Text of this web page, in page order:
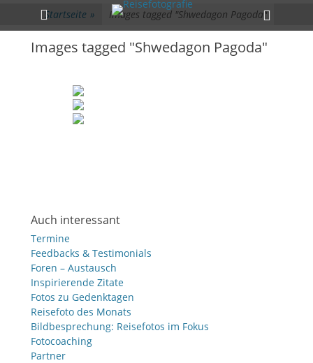
zum
Inhalt
Primärmenü
Toggle
Startseite » Images tagged "Shwedagon Pagoda"
Images tagged "Shwedagon Pagoda"
Auch interessant
Termine
Feedbacks & Testimonials
Foren – Austausch
Inspirierende Zitate
Fotos zu Gedenktagen
Reisefoto des Monats
Bildbesprechung: Reisefotos im Fokus
Fotocoaching
Partner